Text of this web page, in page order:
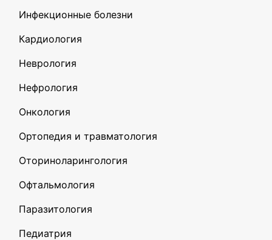
Инфекционные болезни
Кардиология
Неврология
Нефрология
Онкология
Ортопедия и травматология
Оториноларингология
Офтальмология
Паразитология
Педиатрия